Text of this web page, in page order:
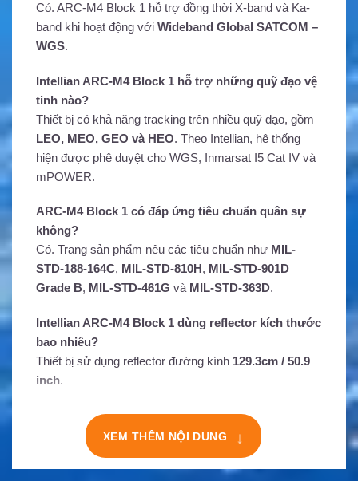
Có. ARC-M4 Block 1 hỗ trợ đồng thời X-band và Ka-
band khi hoạt động với Wideband Global SATCOM –
WGS.
Intellian ARC-M4 Block 1 hỗ trợ những quỹ đạo vệ
tinh nào?
Thiết bị có khả năng tracking trên nhiều quỹ đạo, gồm
LEO, MEO, GEO và HEO. Theo Intellian, hệ thống
hiện được phê duyệt cho WGS, Inmarsat I5 Cat IV và
mPOWER.
ARC-M4 Block 1 có đáp ứng tiêu chuẩn quân sự
không?
Có. Trang sản phẩm nêu các tiêu chuẩn như MIL-
STD-188-164C, MIL-STD-810H, MIL-STD-901D
Grade B, MIL-STD-461G và MIL-STD-363D.
Intellian ARC-M4 Block 1 dùng reflector kích thước
bao nhiêu?
Thiết bị sử dụng reflector đường kính 129.3cm / 50.9
inch.
XEM THÊM NỘI DUNG ↓